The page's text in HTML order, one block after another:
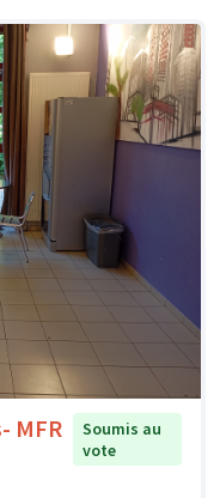
MFR
Soumis au
vote